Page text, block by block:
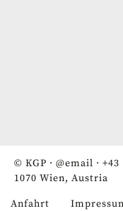
© KGP · @email · +43
1070 Wien, Austria
Anfahrt